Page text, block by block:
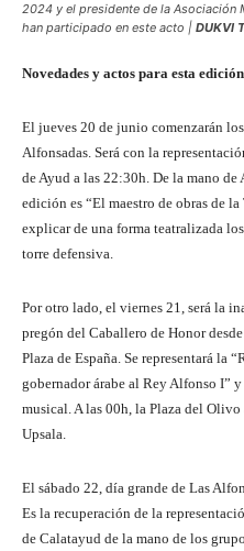
2024 y el presidente de la Asociación
han participado en este acto | DUKVI
Novedades y actos para esta edición
El jueves 20 de junio comenzarán
Alfonsadas. Será con la
de Ayud a las 22:30h. De la mano
edición es “El maestro de obras de
explicar de una forma teatralizada
torre defensiva.
Por otro lado, el viernes 21, será la
pregón del Caballero de Honor
Plaza de España. Se representará la
gobernador árabe al Rey Alfonso I”
musical. A las 00h, la Plaza del
Upsala.
El sábado 22, día grande de Las
Es la recuperación de la
de Calatayud de la mano de los